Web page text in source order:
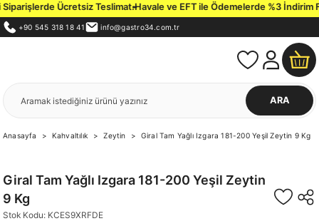
Ücretsiz Teslimat.Havale ve EFT ile Ödemelerde %3 İndirim
+90 545 318 18 41 info@gastro34.com.tr
ARA
Anasayfa Kahvaltılık Zeytin Giral Tam Yağlı Izgara 181-200 Yeşil Zeytin 9 Kg
Giral Tam Yağlı Izgara 181-200 Yeşil Zeytin
9 Kg
Stok Kodu: KCES9XRFDE